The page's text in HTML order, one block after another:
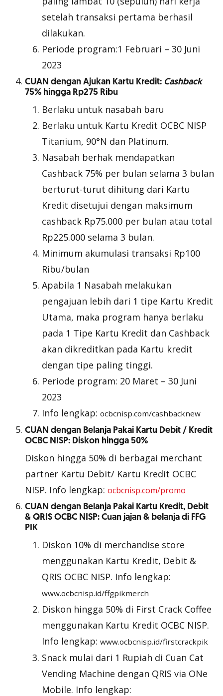
setelah transaksi pertama berhasil
dilakukan.
Periode program:1 Februari – 30 Juni
2023
CUAN dengan Ajukan Kartu Kredit: Cashback
75% hingga Rp275 Ribu
Berlaku untuk nasabah baru
Berlaku untuk Kartu Kredit OCBC NISP
Titanium, 90°N dan Platinum.
Nasabah berhak mendapatkan
Cashback 75% per bulan selama 3 bulan
berturut-turut dihitung dari Kartu
Kredit disetujui dengan maksimum
cashback Rp75.000 per bulan atau total
Rp225.000 selama 3 bulan.
Minimum akumulasi transaksi Rp100
Ribu/bulan
Apabila 1 Nasabah melakukan
pengajuan lebih dari 1 tipe Kartu Kredit
Utama, maka program hanya berlaku
pada 1 Tipe Kartu Kredit dan Cashback
akan dikreditkan pada Kartu kredit
dengan tipe paling tinggi.
Periode program: 20 Maret – 30 Juni
2023
Info lengkap: ocbcnisp.com/cashbacknew
CUAN dengan Belanja Pakai Kartu Debit / Kredit
OCBC NISP: Diskon hingga 50%
Diskon hingga 50% di berbagai merchant
partner Kartu Debit/ Kartu Kredit OCBC
NISP. Info lengkap: ocbcnisp.com/promo
CUAN dengan Belanja Pakai Kartu Kredit, Debit
& QRIS OCBC NISP: Cuan jajan & belanja di FFG
PIK
Diskon 10% di merchandise store
menggunakan Kartu Kredit, Debit &
QRIS OCBC NISP. Info lengkap:
www.ocbcnisp.id/ffgpikmerch
Diskon hingga 50% di First Crack Coffee
menggunakan Kartu Kredit OCBC NISP.
Info lengkap: www.ocbcnisp.id/firstcrackpik
Snack mulai dari 1 Rupiah di Cuan Cat
Vending Machine dengan QRIS via ONe
Mobile. Info lengkap: